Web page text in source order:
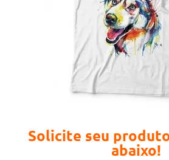
Solicite seu
abaixo!